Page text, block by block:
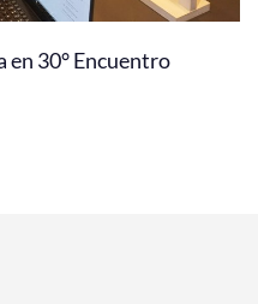
en 30° Encuentro